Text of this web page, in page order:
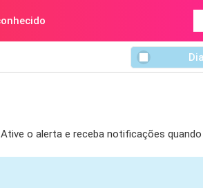
o alerta e receba notificações